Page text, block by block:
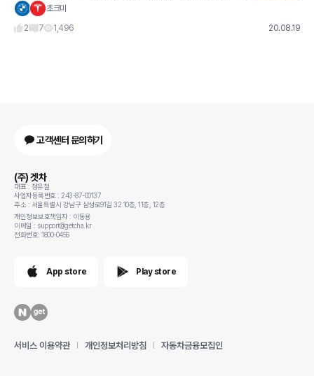
온건데, 벤츠 알아보시는 분들에게 도움이 될듯도해서 올려봅니다^
초크미
2
7 1,496 20.08.19
고객센터 문의하기
(주) 겟차
대표 : 정유철
사업자등록번호 : 243-87-00137
주소 : 서울특별시 강남구 삼성로91길 32 10층, 11층, 12층
개인정보보호책임자 : 이동용
이메일 : support@getcha.kr
전화번호: 1800-0456
App store Play store
서비스 이용약관 개인정보처리방침 자동차금융모집인